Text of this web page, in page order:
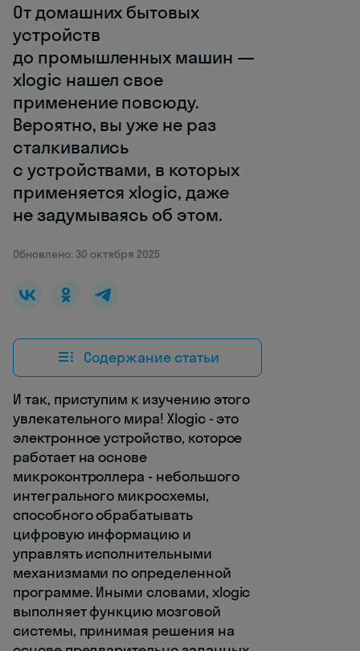
От домашних бытовых
устройств
до промышленных машин —
xlogic нашел свое
применение повсюду.
Вероятно, вы уже не раз
сталкивались
с устройствами, в которых
применяется xlogic, даже
не задумываясь об этом.
Обновлено: 30 октября 2025
Содержание статьи
И так, приступим к изучению этого
увлекательного мира! Xlogic - это
электронное устройство, которое
работает на основе
микроконтроллера - небольшого
интегрального микросхемы,
способного обрабатывать
цифровую информацию и
управлять исполнительными
механизмами по определенной
программе. Иными словами, xlogic
выполняет функцию мозговой
системы, принимая решения на